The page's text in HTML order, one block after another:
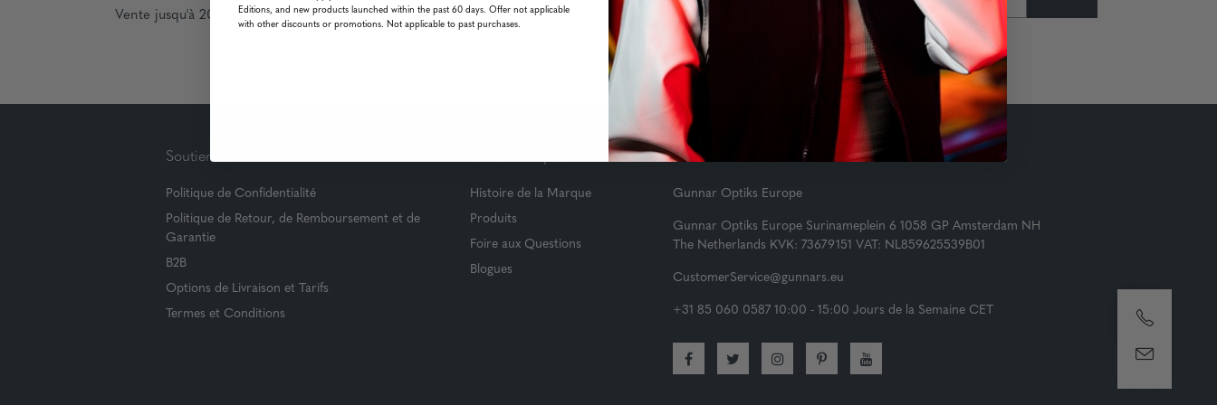
Vente jusqu'à 20 % de réduction pour votre prochain achat ce mois-ci!
Soutien
Politique de Confidentialité
Politique de Retour, de Remboursement et de
Garantie
B2B
Options de Livraison et Tarifs
Termes et Conditions
Histoire de la Marque
Produits
Foire aux Questions
Blogues
Service Client
Gunnar Optiks Europe
Gunnar Optiks Europe Surinameplein 6 1058 GP Amsterdam NH
The Netherlands KVK: 73679151 VAT: NL859625539B01
CustomerService@gunnars.eu
+31 85 060 0587 10:00 - 15:00 Jours de la Semaine CET
Editions, and new products launched within the past 60 days. Offer not applicable
with other discounts or promotions. Not applicable to past purchases.